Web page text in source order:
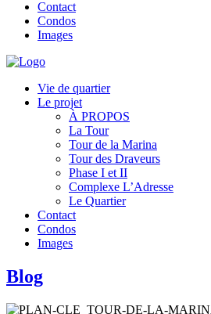
Contact
Condos
Images
Vie de quartier
Le projet
À PROPOS
La Tour
Tour de la Marina
Tour des Draveurs
Phase I et II
Complexe L’Adresse
Le Quartier
Contact
Condos
Images
Blog